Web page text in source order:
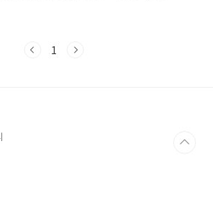
무 많은 것일뿐더러 그만한 가치를 지니고 있
짜라고 여긴다네. - 세네카, 윤리적 서한, 42.6 희
1